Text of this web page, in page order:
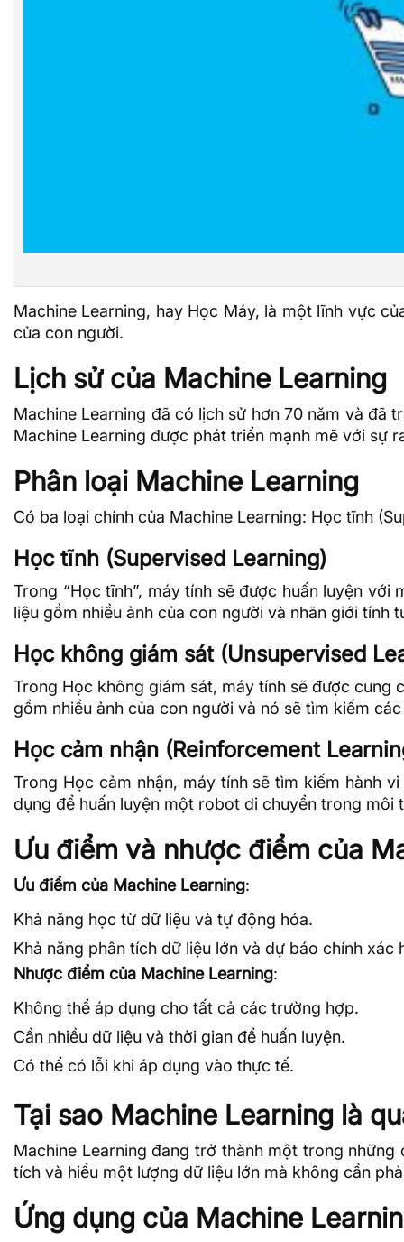
Machine Learning, hay Học Máy, là một lĩnh vực
của con người.
Lịch sử của Machine Learning
Machine Learning đã có lịch sử hơn 70 năm và đã
Machine Learning được phát triển mạnh mẽ với sự
Phân loại Machine Learning
Có ba loại chính của Machine Learning: Học tĩnh
Học tĩnh (Supervised Learning)
Trong “Học tĩnh”, máy tính sẽ được huấn luyện với
liệu gồm nhiều ảnh của con người và nhãn giới
Học không giám sát (Unsupervised
Trong Học không giám sát, máy tính sẽ được
gồm nhiều ảnh của con người và nó sẽ tìm kiếm
Học cảm nhận (Reinforcement
Trong Học cảm nhận, máy tính sẽ tìm kiếm hành
dụng để huấn luyện một robot di chuyển trong
Ưu điểm và nhược điểm của
Ưu điểm của Machine Learning:
Khả năng học từ dữ liệu và tự động hóa.
Khả năng phân tích dữ liệu lớn và dự báo chính xác
Nhược điểm của Machine Learning:
Không thể áp dụng cho tất cả các trường hợp.
Cần nhiều dữ liệu và thời gian để huấn luyện.
Có thể có lỗi khi áp dụng vào thực tế.
Tại sao Machine Learning là
Machine Learning đang trở thành một trong
tích và hiểu một lượng dữ liệu lớn mà không cần
Ứng dụng của Machine